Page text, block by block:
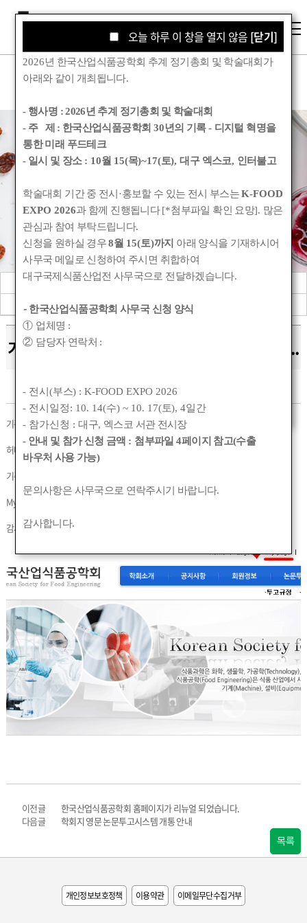
학회소식
Korean Society for Food Engineering
공지사항
관련기관소식
회원동정
기존 홈페이지 사용자 로그인 정보에 대한 안내..
작성자 :관리자 작성일 :2014-09-22 18:44
기존 홈페이지에서 사용하던 ID 및 계정정보는 그대로 남아 있습니다.
허나 비밀번호경우 암호화되어있어 신규 홈페이지로 이동되며 가져오지 못했습니다.
기존 id는 그대로 사용하시고 비밀번호만 1111 로 일괄변경해두었으니 로그인후
My page(상단 텍스트 메뉴)에서 비밀번호를 변경부탁드립니다.
감사합니다.
이전글
한국산업식품공학회 홈페이지가 리뉴얼 되었습니다.
다음글
학회지 영문 논문투고시스템 개통 안내
목록
개인정보보호정책 이용약관 이메일무단수집거부
오늘 하루 이 창을 열지 않음 [닫기]
오늘 하루 이 창을 열지 않음 [닫기]
2026년 한국산업식품공학회 추계 정기총회 및 학술대회가
아래와 같이 개최됩니다.
- 행사명 :2026년 추계 정기총회 및 학술대회
- 주 제 : 한국산업식품공학회 30년의 기록- 디지털 혁명을
통한 미래 푸드테크
- 일시 및 장소 : 10월 15(목)~17(토),대구 엑스코, 인터불고
학술대회 기간 중 전시 ·홍보할 수 있는 전시 부스는K-FOOD
EXPO 2026과 함께 진행됩니다[*첨부파일 확인 요망]. 많은
관심과 참여 부탁드립니다.
신청을 원하실 경우8월 15(토)까지 아래 양식을 기재하시어
사무국 메일로 신청하여 주시면 취합하여
대구국제식품산업전 사무국으로 전달하겠습니다.
- 한국산업식품공학회 사무국 신청 양식
① 업체명 :
② 담당자 연락처 :
- 전시(부스) : K-FOOD EXPO 2026
- 전시일정: 10. 14(수) ~ 10. 17(토), 4일간
- 참가신청 :대구, 엑스코 서관 전시장
- 안내 및 참가 신청 금액 : 첨부파일 4페이지 참고(수출
바우처 사용 가능)
문의사항은 사무국으로 연락주시기 바랍니다.
감사합니다.